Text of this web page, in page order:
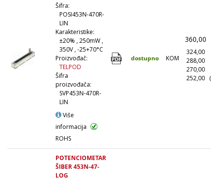
Šifra:
POSI453N-470R-
LIN
Karakteristike:
±20% , 250mW ,
350V , -25+70°C
Proizvođač:
TELPOD
Šifra
proizvođača:
SVP453N-470R-
LIN
Više
informacija
ROHS
dostupno KOM
360,00
324,00
288,00
270,00
252,00
POTENCIOMETAR
ŠIBER 453N-47-
LOG